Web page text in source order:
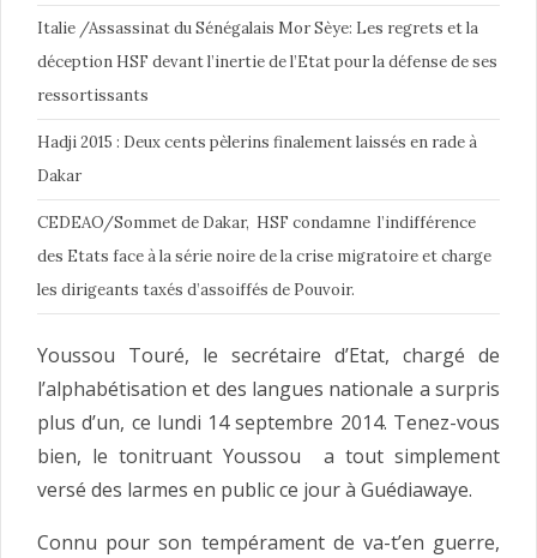
Italie /Assassinat du Sénégalais Mor Sèye: Les regrets et la
déception HSF devant l’inertie de l’Etat pour la défense de ses
ressortissants
Hadji 2015 : Deux cents pèlerins finalement laissés en rade à
Dakar
CEDEAO/Sommet de Dakar, HSF condamne l’indifférence
des Etats face à la série noire de la crise migratoire et charge
les dirigeants taxés d’assoiffés de Pouvoir.
Youssou Touré, le secrétaire d’Etat, chargé de
l’alphabétisation et des langues nationale a surpris
plus d’un, ce lundi 14 septembre 2014. Tenez-vous
bien, le tonitruant Youssou a tout simplement
versé des larmes en public ce jour à Guédiawaye.
Connu pour son tempérament de va-t’en guerre,